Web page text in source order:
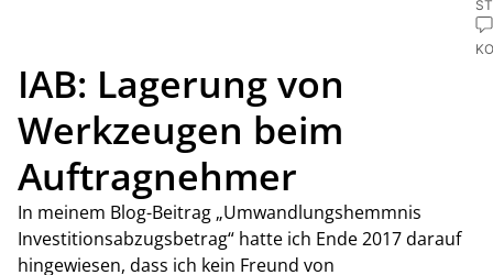
IAB: Lagerung von
Werkzeugen beim
Auftragnehmer
In meinem Blog-Beitrag „Umwandlungshemmnis
Investitionsabzugsbetrag“ hatte ich Ende 2017 darauf
hingewiesen, dass ich kein Freund von